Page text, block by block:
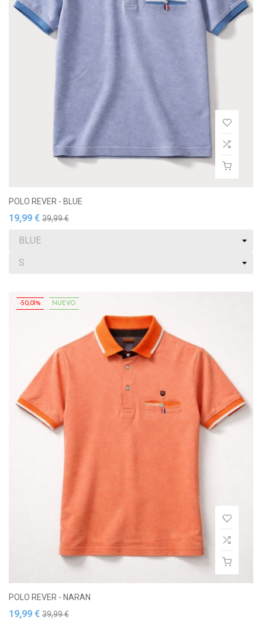
POLO REVER - BLUE
19,99 € 39,99 €
-50,01% NUEVO
POLO REVER - NARAN
19,99 € 39,99 €